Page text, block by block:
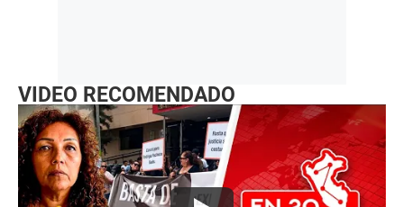
VIDEO RECOMENDADO